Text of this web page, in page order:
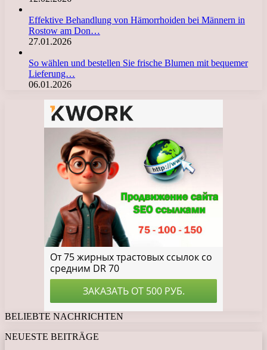
Effektive Behandlung von Hämorrhoiden bei Männern in
Rostow am Don…
27.01.2026
So wählen und bestellen Sie frische Blumen mit bequemer
Lieferung…
06.01.2026
BELIEBTE NACHRICHTEN
NEUESTE BEITRÄGE